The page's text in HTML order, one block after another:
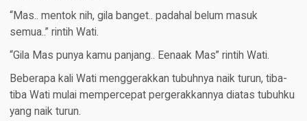
“Mas.. mentok nih, gila banget.. padahal belum masuk
semua..” rintih Wati.
“Gila Mas punya kamu panjang.. Eenaak Mas” rintih Wati.
Beberapa kali Wati menggerakkan tubuhnya naik turun, tiba-
tiba Wati mulai mempercepat pergerakkannya diatas tubuhku
yang naik turun.